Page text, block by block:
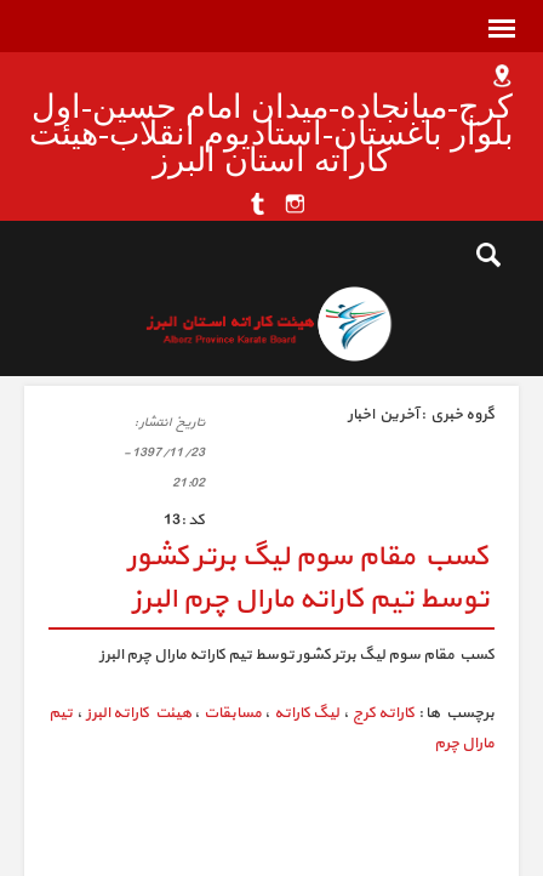
کرج-میانجاده-میدان امام حسین-اول
بلوار باغستان-استادیوم انقلاب-هیئت
کاراته استان البرز
گروه خبري :آخرین اخبار
تاريخ انتشار :
1397/11/23 -
21:02
كد :13
کسب مقام سوم لیگ برتر کشور
توسط تیم کاراته مارال چرم البرز
کسب مقام سوم لیگ برتر کشور توسط تیم کاراته مارال چرم البرز
برچسب ها : کاراته کرج ، لیگ کاراته ،مسابقات ،هیئت کاراته البرز، تیم
مارال چرم